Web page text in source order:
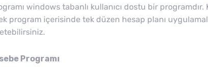
windows tabanlı kullanıcı dostu bir programdır.
program içerisinde tek düzen hesap planı
Programı